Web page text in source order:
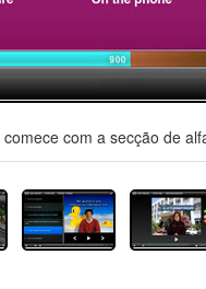
com a secção de